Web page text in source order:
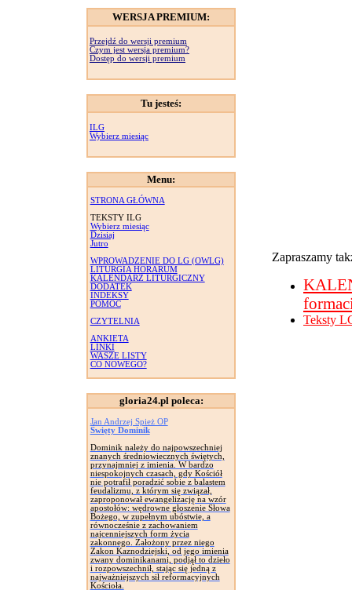
WERSJA PREMIUM:
Przejdź do wersji premium
Czym jest wersja premium?
Dostęp do wersji premium
Tu jesteś:
ILG
Wybierz miesiąc
Menu:
STRONA GŁÓWNA
TEKSTY ILG
Wybierz miesiąc
Dzisiaj
Jutro
WPROWADZENIE DO LG (OWLG)
LITURGIA HORARUM
KALENDARZ LITURGICZNY
DODATEK
INDEKSY
POMOC
CZYTELNIA
ANKIETA
LINKI
WASZE LISTY
CO NOWEGO?
gloria24.pl poleca:
Jan Andrzej Spież OP
Święty Dominik
Dominik należy do najpowszechniej
znanych średniowiecznych świętych,
przynajmniej z imienia. W bardzo
niespokojnych czasach, gdy Kościół
nie potrafił poradzić sobie z balastem
feudalizmu, z którym się związał,
zaproponował ewangelizację na wzór
apostołów: wędrowne głoszenie Słowa
Bożego, w zupełnym ubóstwie, a
równocześnie z zachowaniem
najcenniejszych form życia
zakonnego. Założony przez niego
Zakon Kaznodziejski, od jego imienia
zwany dominikanami, podjął to dzieło
i rozpowszechnił, stając się jedną z
najważniejszych sił reformacyjnych
Kościoła.
Zapraszamy
Teksty